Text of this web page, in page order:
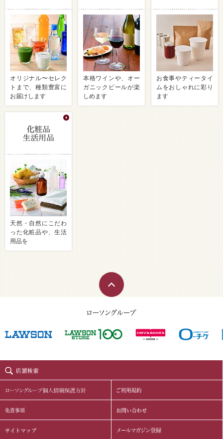
オリジナル〜セレク
トまで、種類豊富に
お届けします
本格ワインや、オー
ガニックビールが楽
しめます
お食事やティータイ
ムをおしゃれに彩り
ます
天然・自然にこだわ
った化粧品や、生活
用品を